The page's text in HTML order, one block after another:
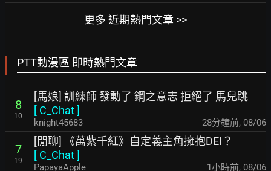
更多 近期熱門文章 >>
PTT動漫區 即時熱門文章
8
10
[馬娘] 訓練師 發動了 鋼之意志 拒絕了 馬兒跳
[ C_Chat]
knight45683 28分鐘前, 08/06
7
19
[閒聊] 《萬紫千紅》自定義主角擁抱DEI？
[ C_Chat]
PapayaApple 1小時前, 08/06